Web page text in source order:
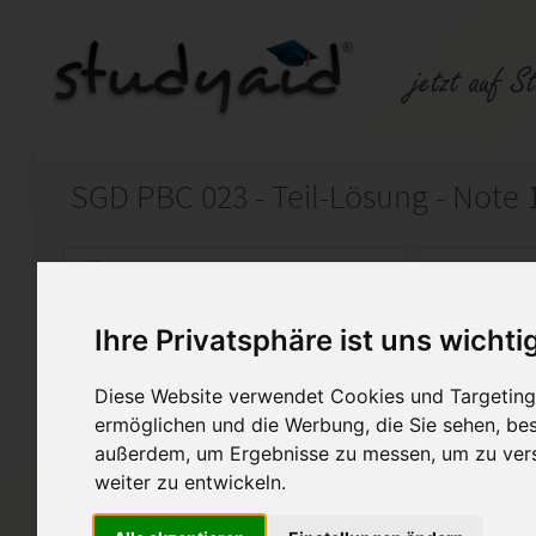
Ihre Privatsphäre ist uns
Diese Website verwendet Cookies und
ermöglichen und die Werbung, die Sie sehen,
außerdem, um Ergebnisse zu messen, um zu
weiter zu entwickeln.
SGD PBC 023 - Teil-Lösung - Note
Auf StudyAid.de verkaufen
Startseite Psychologie
Der Weg in die
Note 1, Benotung April 2018
Hier steht nur die Aufgabe 1
a) gelöst - die